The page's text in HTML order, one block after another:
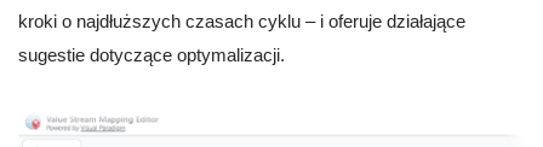
kroki o najdłuższych czasach cyklu – i oferuje działające
sugestie dotyczące optymalizacji.